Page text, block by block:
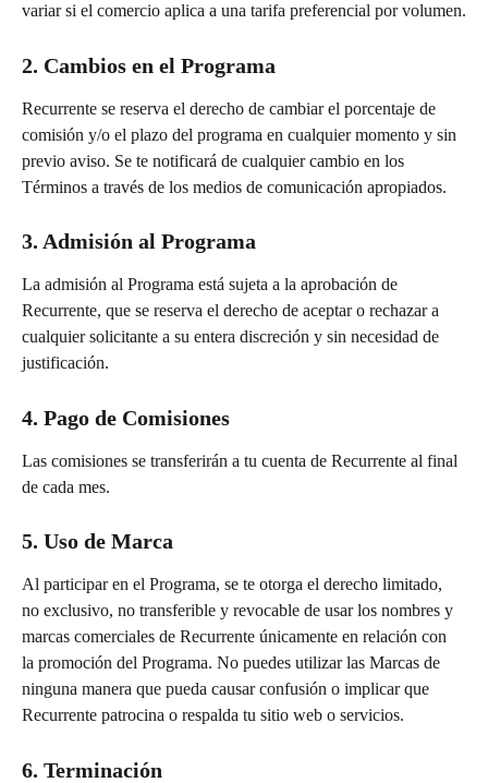
variar si el comercio aplica a una tarifa preferencial por volumen.
2. Cambios en el Programa
Recurrente se reserva el derecho de cambiar el porcentaje de
comisión y/o el plazo del programa en cualquier momento y sin
previo aviso. Se te notificará de cualquier cambio en los
Términos a través de los medios de comunicación apropiados.
3. Admisión al Programa
La admisión al Programa está sujeta a la aprobación de
Recurrente, que se reserva el derecho de aceptar o rechazar a
cualquier solicitante a su entera discreción y sin necesidad de
justificación.
4. Pago de Comisiones
Las comisiones se transferirán a tu cuenta de Recurrente al final
de cada mes.
5. Uso de Marca
Al participar en el Programa, se te otorga el derecho limitado,
no exclusivo, no transferible y revocable de usar los nombres y
marcas comerciales de Recurrente únicamente en relación con
la promoción del Programa. No puedes utilizar las Marcas de
ninguna manera que pueda causar confusión o implicar que
Recurrente patrocina o respalda tu sitio web o servicios.
6. Terminación